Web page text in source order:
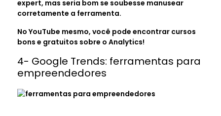
expert, mas seria bom se soubesse manusear
corretamente a ferramenta.
No YouTube mesmo, você pode encontrar cursos
bons e gratuitos sobre o Analytics!
4- Google Trends: ferramentas para
empreendedores